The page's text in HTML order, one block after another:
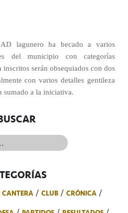
lagunero ha becado a varios
del municipio con categorías
serán obsequiados con dos
con varios detalles gentileza
sumado a la iniciativa.
CANTERA CLUB
CRÓNICA